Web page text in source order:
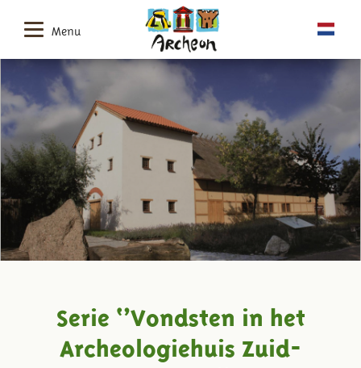
Menu
Serie ‘’Vondsten in het
Archeologiehuis Zuid-